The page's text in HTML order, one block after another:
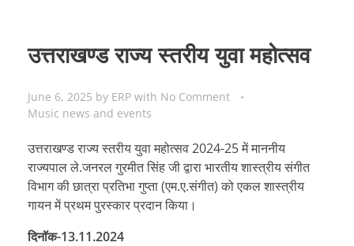
उत्तराखण्ड राज्य स्तरीय युवा महोत्सव
June 6, 2025 by ERP with No Comment
Music news and events
उत्तराखण्ड राज्य स्तरीय युवा महोत्सव 2024-25 में माननीय
राज्यपाल ले.जनरल गुरमीत सिंह जी द्वारा भारतीय शास्त्रीय संगीत
विभाग की छात्रा प्रतिभा गुप्ता (एम.ए.संगीत) को एकल शास्त्रीय
गायन में प्रथम पुरस्कार प्रदान किया।
दिनॉक-13.11.2024